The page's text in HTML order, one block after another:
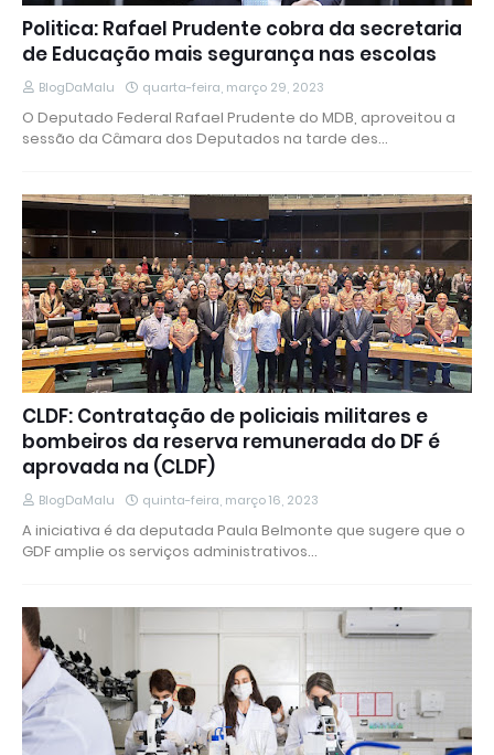
Politica: Rafael Prudente cobra da secretaria
de Educação mais segurança nas escolas
BlogDaMalu quarta-feira, março 29, 2023
O Deputado Federal Rafael Prudente do MDB, aproveitou a
sessão da Câmara dos Deputados na tarde des…
CLDF: Contratação de policiais militares e
bombeiros da reserva remunerada do DF é
aprovada na (CLDF)
BlogDaMalu quinta-feira, março 16, 2023
A iniciativa é da deputada Paula Belmonte que sugere que o
GDF amplie os serviços administrativos…